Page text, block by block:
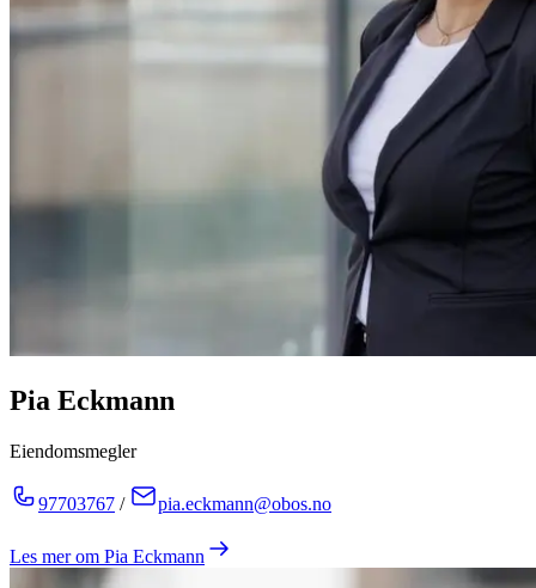
Pia Eckmann
Eiendomsmegler
97703767 / pia.eckmann@obos.no
Les mer om Pia Eckmann